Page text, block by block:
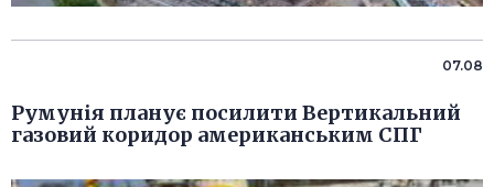
07.08
Румунія планує посилити Вертикальний
газовий коридор американським СПГ